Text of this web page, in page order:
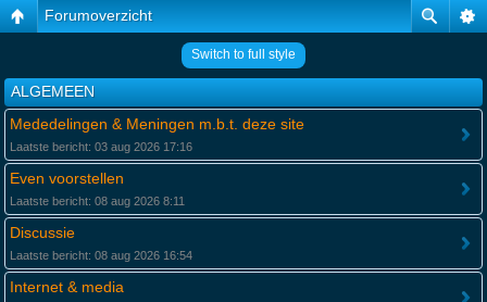
Forumoverzicht
Switch to full style
ALGEMEEN
Mededelingen & Meningen m.b.t. deze site
Laatste bericht: 03 aug 2026 17:16
Even voorstellen
Laatste bericht: 08 aug 2026 8:11
Discussie
Laatste bericht: 08 aug 2026 16:54
Internet & media